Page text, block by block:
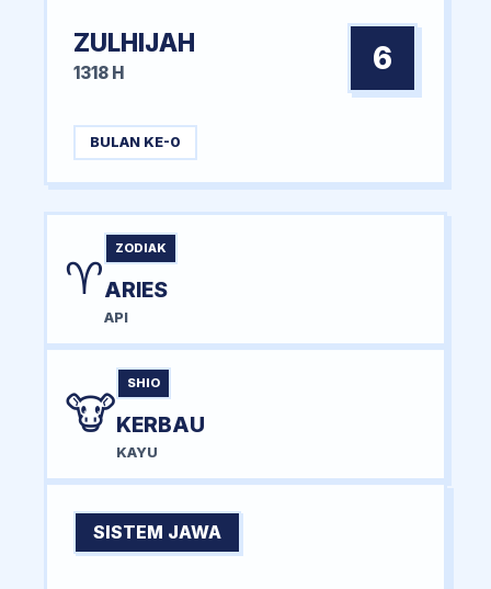
ZULHIJAH
1318 H 6
BULAN KE-0
♈
ZODIAK
ARIES
API
🐮
SHIO
KERBAU
KAYU
SISTEM JAWA